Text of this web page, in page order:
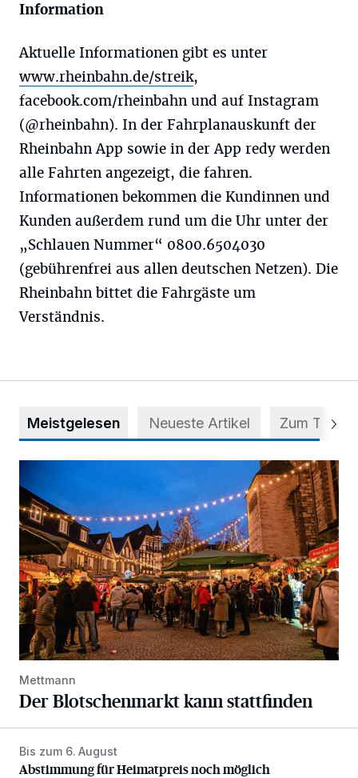
Information
Aktuelle Informationen gibt es unter
www.rheinbahn.de/streik,
facebook.com/rheinbahn und auf Instagram
(@rheinbahn). In der Fahrplanauskunft der
Rheinbahn App sowie in der App redy werden
alle Fahrten angezeigt, die fahren.
Informationen bekommen die Kundinnen und
Kunden außerdem rund um die Uhr unter der
„Schlauen Nummer“ 0800.6504030
(gebührenfrei aus allen deutschen Netzen). Die
Rheinbahn bittet die Fahrgäste um
Verständnis.
Meistgelesen Neueste Artikel Zum Thema
Mettmann
Der Blotschenmarkt kann stattfinden
Abstimmung für Heimatpreis noch möglich
Bis zum 6. August
Abstimmung für Heimatpreis noch möglich